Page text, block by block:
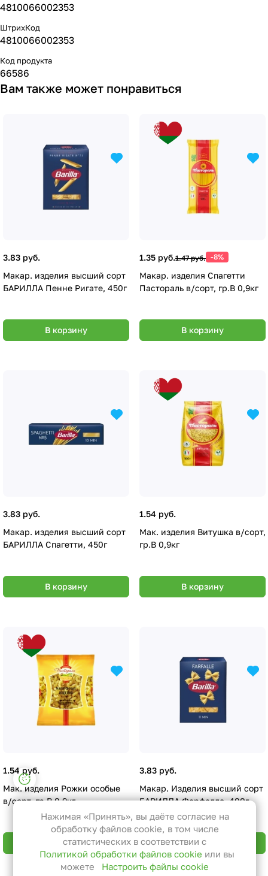
4810066002353
ШтрихКод
4810066002353
Код продукта
66586
Вам также может понравиться
3.83 руб.
Макар. изделия высший сорт
БАРИЛЛА Пенне Ригате, 450г
В корзину
1.35 руб.1.47 руб. -8%
Макар. изделия Спагетти
Пастораль в/сорт, гр.В 0,9кг
В корзину
3.83 руб.
Макар. изделия высший сорт
БАРИЛЛА Спагетти, 450г
В корзину
1.54 руб.
Мак. изделия Витушка в/сорт,
гр.В 0,9кг
В корзину
1.54 руб.
Мак. изделия Рожки особые
в/сорт, гр.В 0,9кг
В корзину
3.83 руб.
Макар. Изделия высший сорт
БАРИЛЛА Фарфалле, 400г
В корзину
Назад к списку
Настройки файлов cookie
Функциональные
Эти файлы необходимы для
функционирования сайта и не
могут быть отключены в наших
системах. Вы можете настроить
браузер так, чтобы он блокировал
Нажимая «Принять», вы даёте согласие на
обработку файлов cookie, в том числе
статистических в соответствии с
Политикой обработки файлов cookie или вы
можете
Настроить файлы cookie